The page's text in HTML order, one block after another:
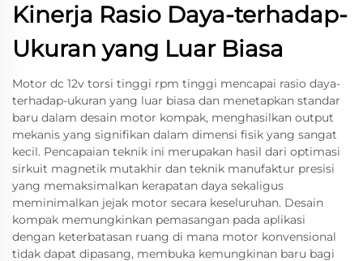
Kinerja Rasio Daya-terhadap-
Ukuran yang Luar Biasa
Motor dc 12v torsi tinggi rpm tinggi mencapai rasio daya-
terhadap-ukuran yang luar biasa dan menetapkan standar
baru dalam desain motor kompak, menghasilkan output
mekanis yang signifikan dalam dimensi fisik yang sangat
kecil. Pencapaian teknik ini merupakan hasil dari optimasi
sirkuit magnetik mutakhir dan teknik manufaktur presisi
yang memaksimalkan kerapatan daya sekaligus
meminimalkan jejak motor secara keseluruhan. Desain
kompak memungkinkan pemasangan pada aplikasi
dengan keterbatasan ruang di mana motor konvensional
tidak dapat dipasang, membuka kemungkinan baru bagi